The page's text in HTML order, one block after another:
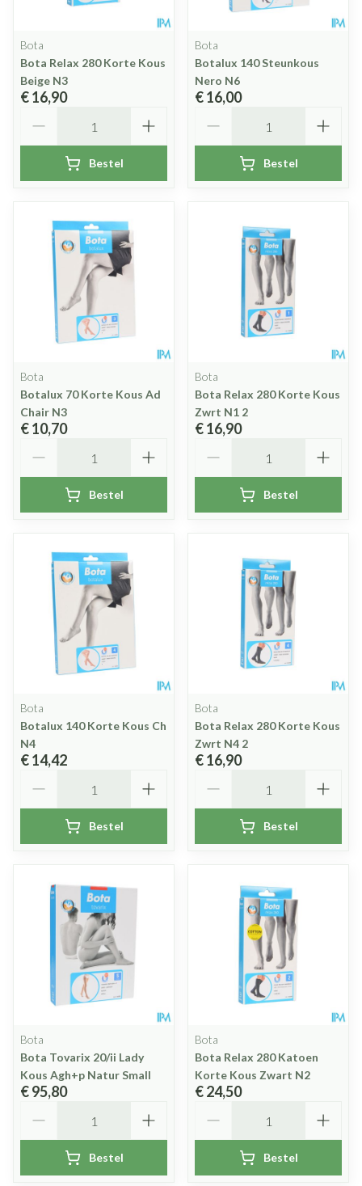
Bota
Bota Relax 280 Korte Kous
Beige N3
€ 16,90
Bestel
Bota
Botalux 140 Steunkous
Nero N6
€ 16,00
Bestel
Bota
Botalux 70 Korte Kous Ad
Chair N3
€ 10,70
Bestel
Bota
Bota Relax 280 Korte Kous
Zwrt N1 2
€ 16,90
Bestel
Bota
Botalux 140 Korte Kous Ch
N4
€ 14,42
Bestel
Bota
Bota Relax 280 Korte Kous
Zwrt N4 2
€ 16,90
Bestel
Bota
Bota Tovarix 20/ii Lady
Kous Agh+p Natur Small
€ 95,80
Bestel
Bota
Bota Relax 280 Katoen
Korte Kous Zwart N2
€ 24,50
Bestel